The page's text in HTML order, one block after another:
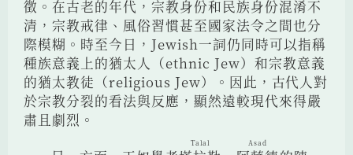
徵。在古老的年代，宗教身份和民族身份混淆不
清，宗教戒律、風俗習慣甚至國家法令之間也分
際模糊。時至今日，Jewish一詞仍同時可以指稱
種族意義上的猶太人（ethnic Jew）和宗教意義
的猶太教徒（religious Jew）。因此，古代人對
於宗教分裂的看法與反應，顯然遠較現代來得嚴
肅且劇烈。
Talal Asad